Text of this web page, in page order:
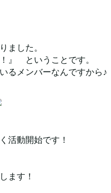
ました。
』　ということです。
るメンバーなんですから♪
活動開始です！
ます！